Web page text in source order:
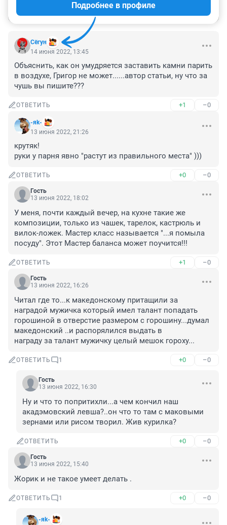
Сёгун
Подробнее в профиле
14 июня 2022, 13:45
Объяснить, как он умудряется заставить камни парить
в воздухе, Григор не может......автор статьи, ну что за
чушь вы пишите???
ОТВЕТИТЬ +1 –0
-яk-
13 июня 2022, 21:26
крутяк!
руки у парня явно "растут из правильного места" )))
ОТВЕТИТЬ +0 –0
Гость
13 июня 2022, 18:02
У меня, почти каждый вечер, на кухне такие же
композиции, только из чашек, тарелок, кастрюль и
вилок-ложек. Мастер класс называется "...я помыла
посуду". Этот Мастер баланса может поучится!!!
ОТВЕТИТЬ +1 –0
Гость
13 июня 2022, 16:26
Читал где то...к македонскому притащили за
наградой мужичка который имел талант попадать
горошиной в отверстие размером с горошину...думал
македонский ..и распорялился выдать в
награду за талант мужичку целый мешок гороху...
ОТВЕТИТЬ 1 +0 –0
Гость
13 июня 2022, 16:30
Ну и что то попритихли...а чем кончил наш
акадэмовский левша?..он что то там с маковыми
зернами или рисом творил. Жив курилка?
ОТВЕТИТЬ +0 –0
Гость
13 июня 2022, 15:40
Жорик и не такое умеет делать .
ОТВЕТИТЬ 1 +0 –0
-яk-